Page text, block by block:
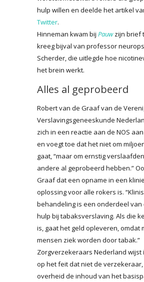
hulp willen en deelde het artikel
Twitter.
Hinneman kwam bij Pauwzijn brief
kreeg bijval van professor
Scherder, die uitlegde hoe
het brein werkt.
Alles al geprobeerd
Robert van de Graaf van de
Verslavingsgeneeskunde
zich in een reactie aan de NOS
en voegt toe dat het niet om
gaat, “maar om ernstig
andere al geprobeerd hebben.”
Graaf dat een opname in een
oplossing voor alle rokers is.
behandeling is een onderdeel van
hulp bij tabaksverslaving. Als die
is, gaat het geld opleveren, omdat
mensen ziek worden door tabak.”
Zorgverzekeraars Nederland wijst
op het feit dat niet de
overheid de inhoud van het